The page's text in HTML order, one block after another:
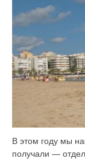
В этом году мы
получали —